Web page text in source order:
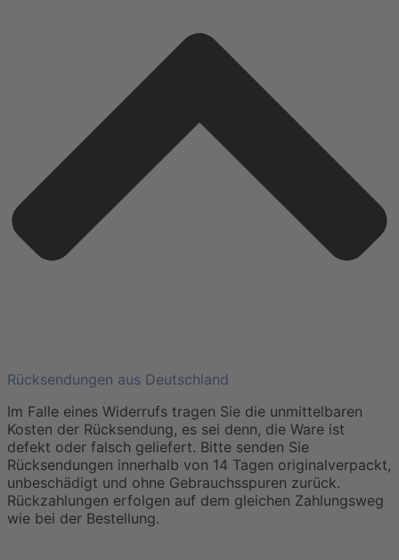
Rücksendungen aus Deutschland
Im Falle eines Widerrufs tragen Sie die unmittelbaren
Kosten der Rücksendung, es sei denn, die Ware ist
defekt oder falsch geliefert. Bitte senden Sie
Rücksendungen innerhalb von 14 Tagen originalverpackt,
unbeschädigt und ohne Gebrauchsspuren zurück.
Rückzahlungen erfolgen auf dem gleichen Zahlungsweg
wie bei der Bestellung.